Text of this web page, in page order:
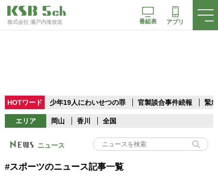
株式会社 瀬戸内海放送 番組表 アプリ
HOTワード 少年19人にわいせつの罪 官製談合事件続報 緊
エリア 岡山 香川 全国
ニュース
#スポーツのニュース記事一覧